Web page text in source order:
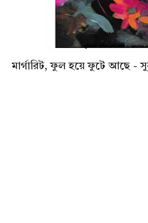
মার্গারিট, ফুল হয়ে ফুটে আছে -